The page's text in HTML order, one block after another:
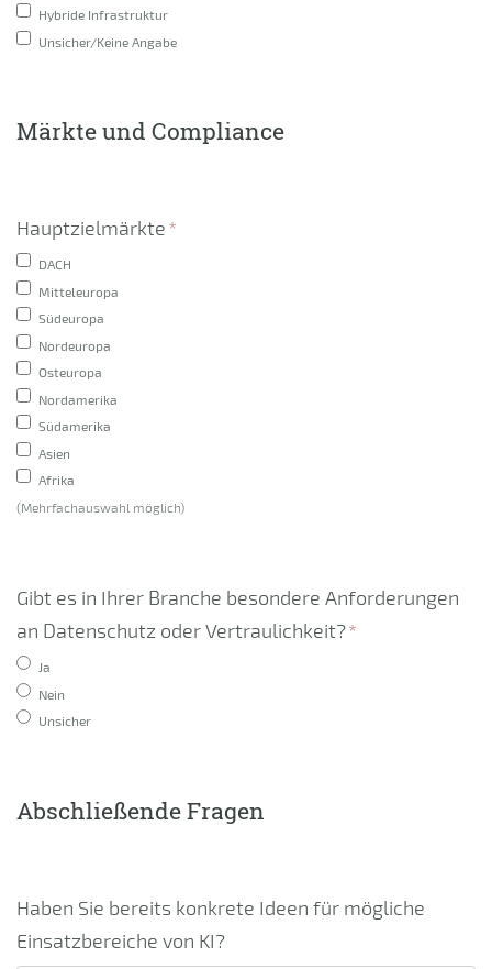
Hybride Infrastruktur
Unsicher/Keine Angabe
Märkte und Compliance
Hauptzielmärkte*
DACH
Mitteleuropa
Südeuropa
Nordeuropa
Osteuropa
Nordamerika
Südamerika
Asien
Afrika
(Mehrfachauswahl möglich)
Gibt es in Ihrer Branche besondere Anforderungen
an Datenschutz oder Vertraulichkeit?*
Ja
Nein
Unsicher
Abschließende Fragen
Haben Sie bereits konkrete Ideen für mögliche
Einsatzbereiche von KI?